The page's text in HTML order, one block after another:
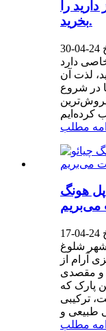
را
بخرید.
دارد
لذت آن
در شروع
مطلب
پل هونگ
شهر شلوغ
آرام از
و مقصدی
پارک که
ترکیبی
مطلب